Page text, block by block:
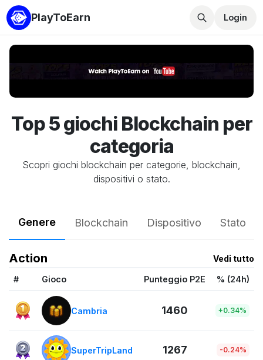
PlayToEarn Login
Top 5 giochi Blockchain per
categoria
Scopri giochi blockchain per categorie, blockchain,
dispositivi o stato.
Genere Blockchain Dispositivo Stato
Action Vedi tutto
# Gioco Punteggio P2E % (24h)
Cambria 1460 +0.34%
SuperTripLand 1267 -0.24%